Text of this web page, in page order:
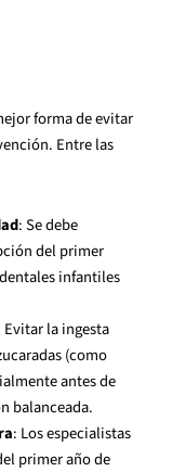
forma de evitar
Entre las
: Se debe
del primer
infantiles
Evitar la ingesta
(como
antes de
balanceada.
: Los especialistas
primer año de